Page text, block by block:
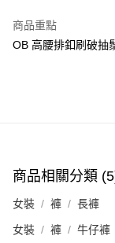
PayMe
付款後順豐站及營業
每筆HK$40.00，滿
付款後順豐合作便利
商品重點
OB 高腰排釦刷破抽
商品相關分類
女裝 褲 長褲
女裝 褲 牛仔褲